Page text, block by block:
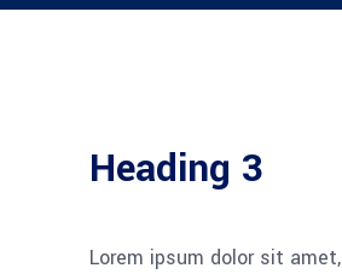
Heading 3
Lorem ipsum dolor sit amet,